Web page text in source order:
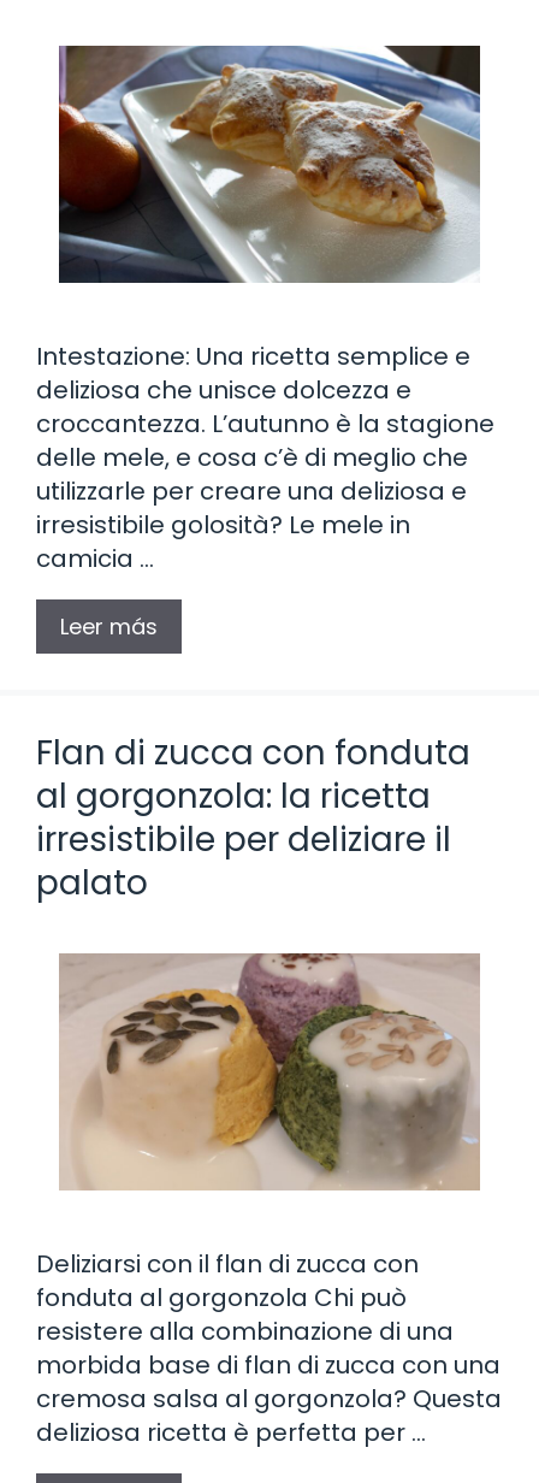
Intestazione: Una ricetta semplice e
deliziosa che unisce dolcezza e
croccantezza. L’autunno è la stagione
delle mele, e cosa c’è di meglio che
utilizzarle per creare una deliziosa e
irresistibile golosità? Le mele in
camicia …
Leer más
Flan di zucca con fonduta
al gorgonzola: la ricetta
irresistibile per deliziare il
palato
Deliziarsi con il flan di zucca con
fonduta al gorgonzola Chi può
resistere alla combinazione di una
morbida base di flan di zucca con una
cremosa salsa al gorgonzola? Questa
deliziosa ricetta è perfetta per …